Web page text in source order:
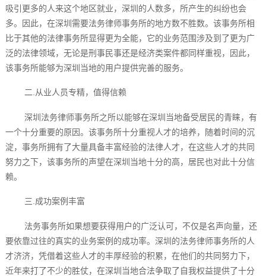
吸引更多的人来这个地区就业，深圳的人数多，所产生的纠纷也会
多。因此，在深圳需要法务律师事务所的地方数不胜数。该事务所相
比于其他的法律事务所显得更为全能，它的业务范围涉及到了更为广
泛的法律领域，无论是刑事民事还是经济类案件都同样重视，因此，
该事务所能够为深圳当地的用户提供完善的服务。
二.从业人员专精，值得信赖
深圳法务律师事务所之所以能够在深圳当地备受居民的青睐，有
一个十分重要的原因。该事务所十分重视人才的培养，随着时间的沉
淀，事务所拥有了大量具备丰富经验的法律人才，在这些人才的共同
努力之下，该事务所的声望在深圳当地十分的高，居民也对此十分信
赖。
三.成功案例丰富
法务事务所如果想要获得用户的广泛认可，不仅是名声向量，还
要依靠过往的真实的业务案例的成功率。深圳的法务律师事务所的人
才济济，凭借着这些人才的丰厚经验的积累，在他们的共同努力下，
近年来打了不少的胜仗，在深圳当地合法争取了自我权益提供了十分